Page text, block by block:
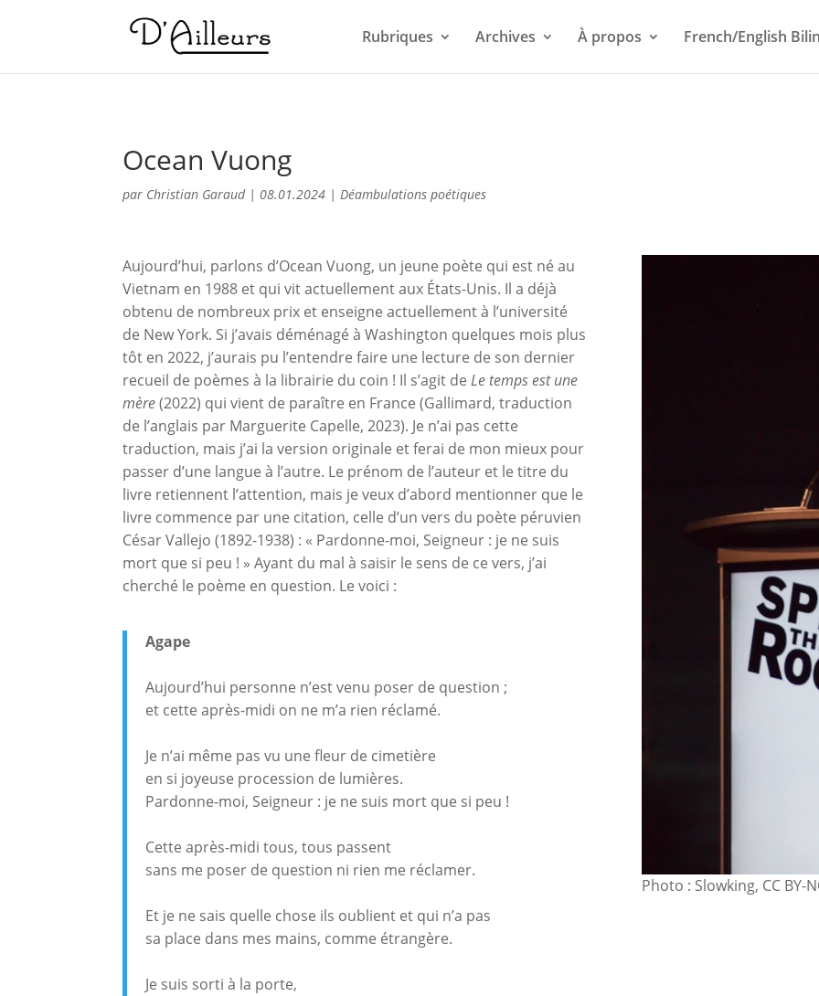
Rubriques Archives À propos French/English
Ocean Vuong
par Christian Garaud| 08.01.2024 | Déambulations poétiques
Aujourd’hui, parlons d’Ocean Vuong, un jeune poète qui est né au
Vietnam en 1988 et qui vit actuellement aux États-Unis. Il a déjà
obtenu de nombreux prix et enseigne actuellement à l’université
de New York. Si j’avais déménagé à Washington quelques mois plus
tôt en 2022, j’aurais pu l’entendre faire une lecture de son dernier
recueil de poèmes à la librairie du coin ! Il s’agit deLe temps est une
mère(2022) qui vient de paraître en France (Gallimard, traduction
de l’anglais par Marguerite Capelle, 2023). Je n’ai pas cette
traduction, mais j’ai la version originale et ferai de mon mieux pour
passer d’une langue à l’autre. Le prénom de l’auteur et le titre du
livre retiennent l’attention, mais je veux d’abord mentionner que le
livre commence par une citation, celle d’un vers du poète péruvien
César Vallejo (1892-1938) : « Pardonne-moi, Seigneur : je ne suis
mort que si peu ! » Ayant du mal à saisir le sens de ce vers, j’ai
cherché le poème en question. Le voici :
Agape
Aujourd’hui personne n’est venu poser de question ;
et cette après-midi on ne m’a rien réclamé.
Je n’ai même pas vu une fleur de cimetière
en si joyeuse procession de lumières.
Pardonne-moi, Seigneur : je ne suis mort que si peu !
Cette après-midi tous, tous passent
sans me poser de question ni rien me réclamer.
Et je ne sais quelle chose ils oublient et qui n’a pas
sa place dans mes mains, comme étrangère.
Je suis sorti à la porte,
Photo : Slowking, CC BY-